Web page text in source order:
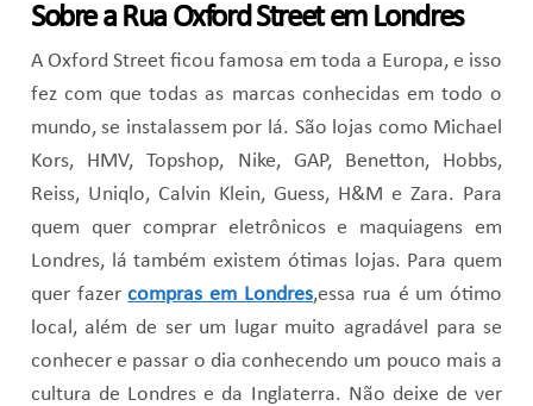
Sobre a Rua Oxford Street em Londres
A Oxford Street ficou famosa em toda a Europa, e isso
fez com que todas as marcas conhecidas em todo o
mundo, se instalassem por lá. São lojas como Michael
Kors, HMV, Topshop, Nike, GAP, Benetton, Hobbs,
Reiss, Uniqlo, Calvin Klein, Guess, H&M e Zara. Para
quem quer comprar eletrônicos e maquiagens em
Londres, lá também existem ótimas lojas. Para quem
quer fazercompras em Londres,essa rua é um ótimo
local, além de ser um lugar muito agradável para se
conhecer e passar o dia conhecendo um pouco mais a
cultura de Londres e da Inglaterra. Não deixe de ver